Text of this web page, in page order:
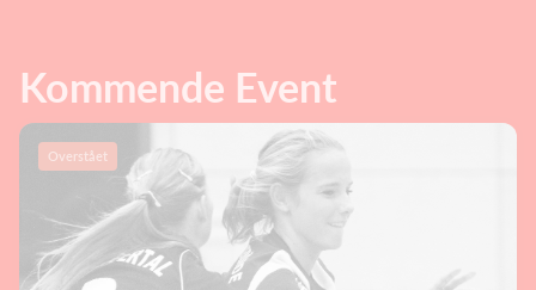
Kommende Event
Overstået